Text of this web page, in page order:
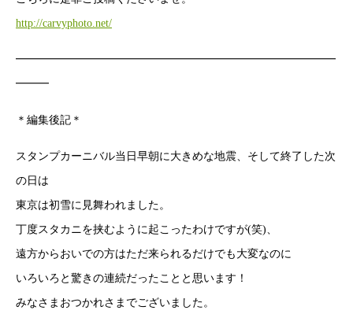
http://carvyphoto.net/
━━━━━━━━━━━━━━━━━━━━━━━━━━━━━
━━━
＊編集後記＊
スタンプカーニバル当日早朝に大きめな地震、そして終了した次
の日は
東京は初雪に見舞われました。
丁度スタカニを挟むように起こったわけですが(笑)、
遠方からおいでの方はただ来られるだけでも大変なのに
いろいろと驚きの連続だったことと思います！
みなさまおつかれさまでございました。